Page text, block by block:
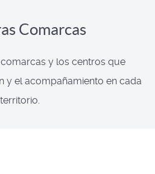
Comarcas
y los centros que
y el acompañamiento en cada
territorio.